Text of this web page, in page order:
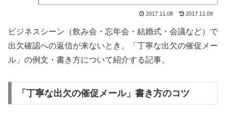
2017.11.08 2017.11.09
ビジネスシーン（飲み会・忘年会・結婚式・会議など）で
出欠確認への返信が来ないとき。「丁寧な出欠の催促メー
ル」の例文・書き方について紹介する記事。
「丁寧な出欠の催促メール」書き方のコツ